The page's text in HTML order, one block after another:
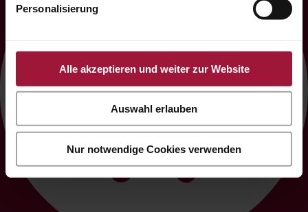
Personalisierung
Alle akzeptieren und weiter zur Website
Auswahl erlauben
Nur notwendige Cookies verwenden